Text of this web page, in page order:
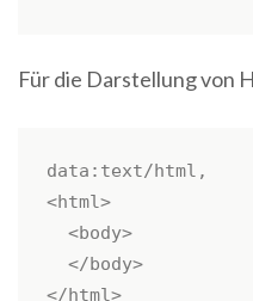
Für die Darstellung von
data:text/html,
<html>
  <body>
  </body>
</html>